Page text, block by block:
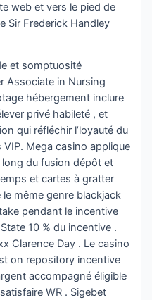
web et vers le pied de
Sir Frederick Handley
et somptuosité
Associate in Nursing
hébergement inclure
privé habileté , et
qui réfléchir l’loyauté du
Mega casino applique
du fusion dépôt et
et cartes à gratter
même genre blackjack
pendant le incentive
10 % du incentive .
Clarence Day . Le casino
on repository incentive
accompagné éligible
WR . Sigebet